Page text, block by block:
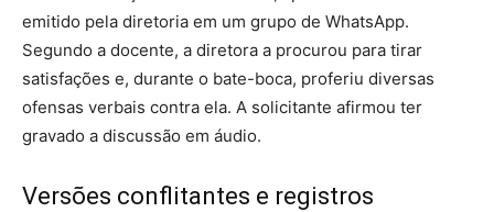
emitido pela diretoria em um grupo de WhatsApp.
Segundo a docente, a diretora a procurou para tirar
satisfações e, durante o bate-boca, proferiu diversas
ofensas verbais contra ela. A solicitante afirmou ter
gravado a discussão em áudio.
Versões conflitantes e registros